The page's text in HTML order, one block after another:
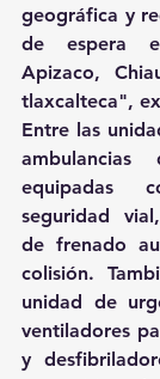
geográfica y
de espera
Apizaco,
tlaxcalteca",
Entre las
equipadas
seguridad
de frenado
colisión.
unidad de
ventiladores
y